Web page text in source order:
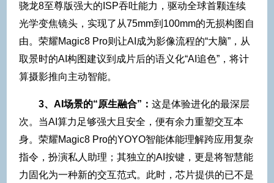
骁龙8至尊版强大的ISP吞吐能力，驱动全球首颗连续
光学变焦镜头，实现了从75mm到100mm的无损构图自
由。荣耀Magic8 Pro则让AI成为影像流程的“大脑”，从
取景时的AI构图建议到成片后的语义化“AI追色”，将计
算摄影推向主动智能。
3、AI场景的“原生融合”： 这是体验进化的最深层
次。当AI算力足够强大且安全，便有余力重塑交互本
身。荣耀Magic8 Pro的YOYO智能体能理解跨应用复杂
指令，扮演私人助理；其独立的AI按键，更是将智慧能
力固化为一种新的交互范式。此时，芯片提供的已不是